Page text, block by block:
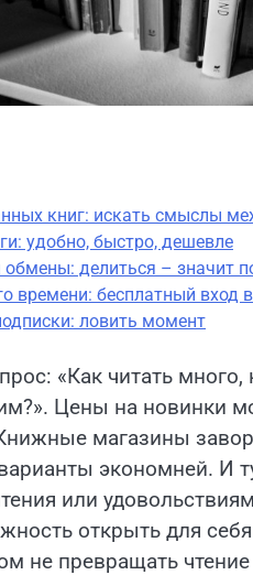
книг: искать смыслы
удобно, быстро, дешевле
делиться – значит
времени: бесплатный вход
ловить момент
«Как читать
Цены на новинки
магазины
экономней. И
или
открыть для
не превращать